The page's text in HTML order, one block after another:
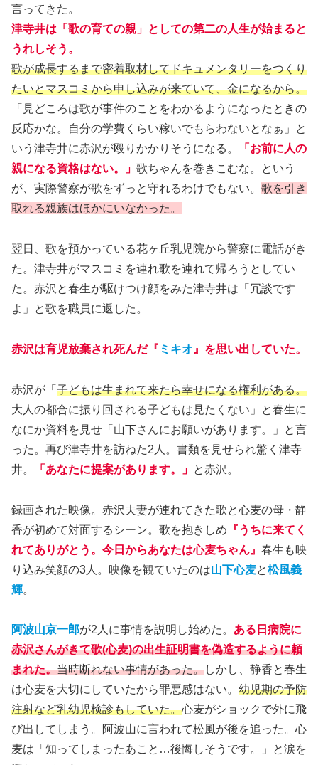
言ってきた。
津寺井は「歌の育ての親」としての第二の人生が始まると
うれしそう。
歌が成長するまで密着取材してドキュメンタリーをつくり
たいとマスコミから申し込みが来ていて、金になるから。
「見どころは歌が事件のことをわかるようになったときの
反応かな。自分の学費くらい稼いでもらわないとなぁ」と
いう津寺井に赤沢が殴りかかりそうになる。
「お前に人の
親になる資格はない。」 歌ちゃんを巻きこむな。という
が、実際警察が歌をずっと守れるわけでもない。 歌を引き
取れる親族はほかにいなかった。
翌日、歌を預かっている花ヶ丘乳児院から警察に電話がき
た。津寺井がマスコミを連れ歌を連れて帰ろうとしてい
た。赤沢と春生が駆けつけ顔をみた津寺井は「冗談です
よ」と歌を職員に返した。
赤沢は育児放棄され死んだ『 ミキオ 』を思い出していた。
赤沢が「 子どもは生まれて来たら幸せになる権利がある。
大人の都合に振り回される子どもは見たくない」と春生に
なにか資料を見せ「山下さんにお願いがあります。」と言
った。再び津寺井を訪ねた2人。書類を見せられ驚く津寺
井。
「あなたに提案があります。」 と赤沢。
録画された映像。赤沢夫妻が連れてきた歌と心麦の母・静
香が初めて対面するシーン。歌を抱きしめ 『うちに来てく
れてありがとう。今日からあなたは心麦ちゃん』 春生も映
り込み笑顔の3人。映像を観ていたのは山下心麦と松風義
輝。
阿波山京一郎が2人に事情を説明し始めた。 ある日病院に
赤沢さんがきて歌(心麦)の出生証明書を偽造するように頼
まれた。当時断れない事情があった。しかし、静香と春生
は心麦を大切にしていたから罪悪感はない。 幼児期の予防
注射など乳幼児検診もしていた。心麦がショックで外に飛
び出してしまう。阿波山に言われて松風が後を追った。心
麦は「知ってしまったあこと…後悔しそうです。」と涙を